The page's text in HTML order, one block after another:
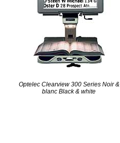
Optelec Clearview 300 Series Noir &
blanc Black & white